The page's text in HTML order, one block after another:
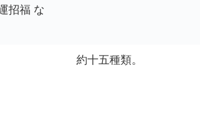
招福 な
約十五種類。